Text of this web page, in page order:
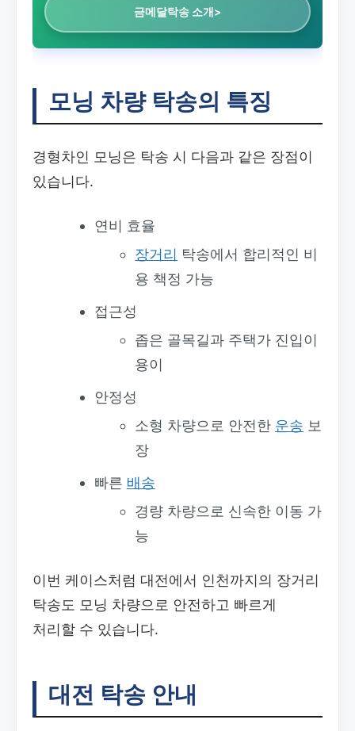
금메달탁송 소개>
모닝 차량 탁송의 특징
경형차인 모닝은 탁송 시 다음과 같은 장점이
있습니다.
연비 효율
장거리 탁송에서 합리적인 비
용 책정 가능
접근성
좁은 골목길과 주택가 진입이
용이
안정성
소형 차량으로 안전한 운송 보
장
빠른 배송
경량 차량으로 신속한 이동 가
능
이번 케이스처럼 대전에서 인천까지의 장거리
탁송도 모닝 차량으로 안전하고 빠르게
처리할 수 있습니다.
대전 탁송 안내